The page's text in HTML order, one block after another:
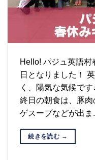
Hello! パジュ英語
日となりました！
く、陽気な気候で
終日の朝食は、豚
ゲスープなどが出ま
続きを読む →